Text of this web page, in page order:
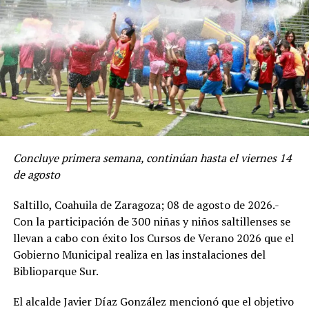
ELECTORALES PARA LA JORNADA ELECTORAL DEL 7 DE
JUNIO
Asimismo, se lleva a cabo la instalación de nuevas
luminarias, con el propósito de fortalecer la iluminación
en los túneles y pasos a desnivel, para incrementar la
seguridad vial y contribuir a una mejor visibilidad
durante la circulación por las noches.
Se informó que actualmente se trabaja en el paso
deprimido con circulación de sur a norte de la ciudad,
para en días posteriores continuar estos trabajos en el
túnel vial que conecta el periférico Luis Echeverría
Álvarez con Paseo de la Reforma, rumbo al poniente de
Saltillo.
El alcalde Javier Díaz informó que estas acciones forman
Concluye primera semana, continúan hasta el viernes 14
de agosto
Saltillo, Coahuila de Zaragoza; 08 de agosto de 2026.-
Con la participación de 300 niñas y niños saltillenses se
llevan a cabo con éxito los Cursos de Verano 2026 que el
Gobierno Municipal realiza en las instalaciones del
Biblioparque Sur.
El alcalde Javier Díaz González mencionó que el objetivo